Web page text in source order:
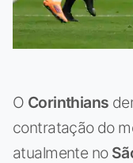
O Corinthians
contratação do
atualmente no